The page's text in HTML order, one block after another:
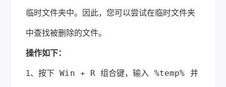
临时文件夹中。因此，您可以尝试在临时文件夹
中查找被删除的文件。
操作如下：
1、按下 Win + R 组合键，输入 %temp% 并